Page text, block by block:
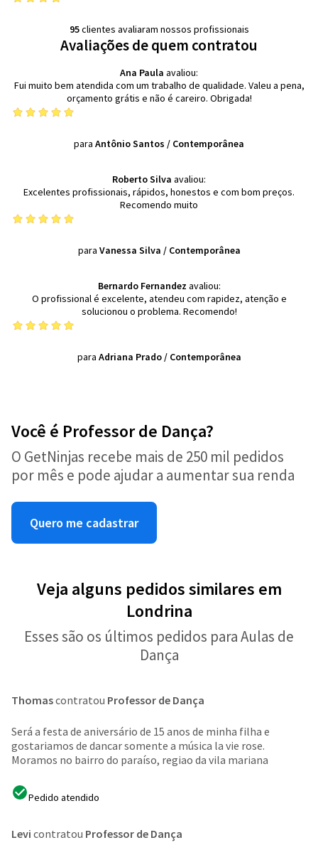
95clientes avaliaram nossos profissionais
Avaliações de quem contratou
Ana Paula avaliou:
Fui muito bem atendida com um trabalho de qualidade. Valeu a pena,
orçamento grátis e não é careiro. Obrigada!
para Antônio Santos / Contemporânea
Roberto Silva avaliou:
Excelentes profissionais, rápidos, honestos e com bom preços.
Recomendo muito
para Vanessa Silva / Contemporânea
Bernardo Fernandez avaliou:
O profissional é excelente, atendeu com rapidez, atenção e
solucionou o problema. Recomendo!
para Adriana Prado/ Contemporânea
Você é Professor de Dança?
O GetNinjas recebe mais de 250 mil pedidos
por mês e pode ajudar a aumentar sua renda
Quero me cadastrar
Veja alguns pedidos similares em
Londrina
Esses são os últimos pedidos para Aulas de
Dança
Thomascontratou Professor de Dança
Será a festa de aniversário de 15 anos de minha filha e
gostariamos de dancar somente a música la vie rose.
Moramos no bairro do paraíso, regiao da vila mariana
Pedido atendido
Levi contratou Professor de Dança